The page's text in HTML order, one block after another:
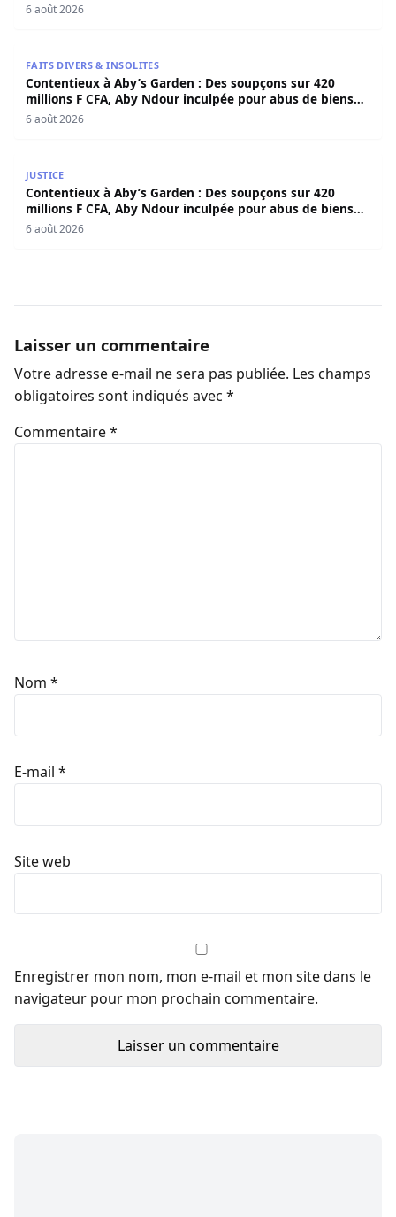
6 août 2026
FAITS DIVERS & INSOLITES
Contentieux à Aby’s Garden : Des soupçons sur 420
millions F CFA, Aby Ndour inculpée pour abus de biens
sociaux
6 août 2026
JUSTICE
Contentieux à Aby’s Garden : Des soupçons sur 420
millions F CFA, Aby Ndour inculpée pour abus de biens
sociaux
6 août 2026
Laisser un commentaire
Votre adresse e-mail ne sera pas publiée. Les champs
obligatoires sont indiqués avec *
Commentaire*
Nom *
E-mail *
Site web
Enregistrer mon nom, mon e-mail et mon site dans le
navigateur pour mon prochain commentaire.